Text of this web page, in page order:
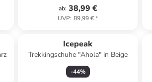
ab: 38,99 €
UVP: 89,99 €*
Icepeak
Trekkingschuhe "Ahola" in Beige
-44%